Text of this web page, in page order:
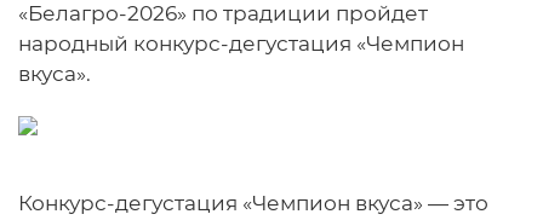
«Белагро-2026» по традиции пройдет
народный конкурс-дегустация «Чемпион
вкуса».
Конкурс-дегустация «Чемпион вкуса» — это